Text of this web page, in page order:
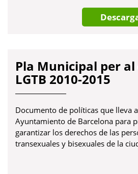
Pla Municipal per al
LGTB 2010-2015
Documento de políticas que lleva
Ayuntamiento de Barcelona para
garantizar los derechos de las
transexuales y bisexuales de la